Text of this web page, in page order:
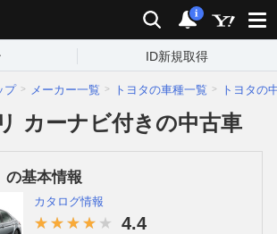
検索 通知
i
ID新規取得
プ メーカー一覧 トヨタの車種一覧 トヨタの
カーナビ付きの中古車
の基本情報
カタログ情報
4.4